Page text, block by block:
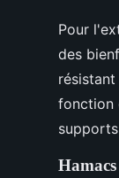
Pour
des
fonction